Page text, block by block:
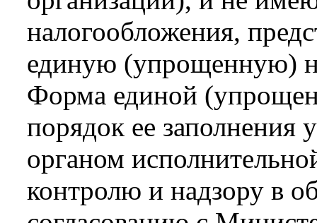
налогообложения,
единую (упрощенную)
Форма единой
порядок ее заполнения
органом
контролю и надзору в